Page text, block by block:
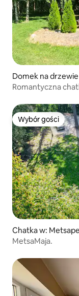
Domek na
Romantyczna
Wybór gości
Wybór gości
Chatka w:
MetsaMaja.